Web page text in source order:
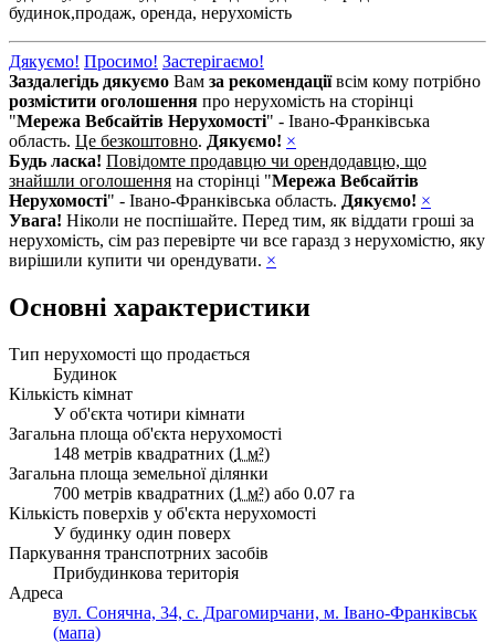
будинок,продаж, оренда, нерухомість
Дякуємо! Просимо! Застерігаємо!
Заздалегідь дякуємо Вам за рекомендаціївсім кому потрібно
розмістити оголошення про нерухомість на сторінці
"Мережа Вебсайтів Нерухомості" - Івано-Франківська
область. Це безкоштовно. Дякуємо! ×
Будь ласка! Повідомте продавцю чи орендодавцю, що
знайшли оголошення на сторінці "Мережа Вебсайтів
Нерухомості" - Івано-Франківська область. Дякуємо! ×
Увага! Ніколи не поспішайте. Перед тим, як віддати гроші за
нерухомість, сім раз перевірте чи все гаразд з нерухомістю, яку
вирішили купити чи орендувати. ×
Основні характеристики
Тип нерухомості що продається
Будинок
Кількість кімнат
У об'єкта чотири кімнати
Загальна площа об'єкта нерухомості
148 метрів квадратних (1 м²)
Загальна площа земельної ділянки
700 метрів квадратних (1 м²) або 0.07 га
Кількість поверхів у об'єкта нерухомості
У будинку один поверх
Паркування транспотрних засобів
Прибудинкова територія
Адреса
вул. Сонячна, 34, с. Драгомирчани, м. Івано-Франківськ
(мапа)